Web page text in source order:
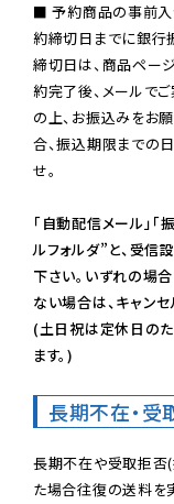
■ 予約商品の事前入
約締切日までに銀行
締切日は、商品ペー
約完了後、メールで
の上、お振込みをお
合、振込期限までの
せ。
「自動配信メール」
ルフォルダ”と、受信
下さい。いずれの場
ない場合は、キャン
(土日祝は定休日の
ます。)
長期不在・受
長期不在や受取拒否
た場合往復の送料を